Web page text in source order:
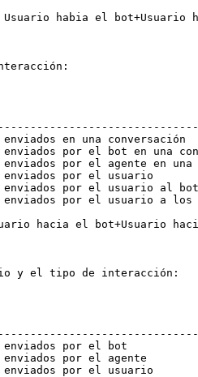
habia el bot+Usuario
en una
por el bot en una
por el agente en una
por el usuario
enviados por el usuario
enviados por el usuario a
hacia el bot+Usuario
y el tipo de interacción:
enviados por el bot
enviados por el agente
enviados por el usuario